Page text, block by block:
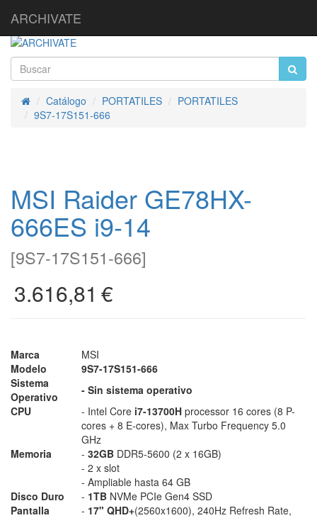
ARCHIVATE
InicioCatálogo PORTATILES
PORTATILES
9S7-17S151-666
MSI Raider GE78HX-
666ES i9-14
[9S7-17S151-666]
3.616,81 €
Marca
MSI
Modelo
9S7-17S151-666
Sistema
Operativo
- Sin sistema operativo
CPU
- Intel Core i7-13700H processor 16 cores (8 P-
cores + 8 E-cores), Max Turbo Frequency 5.0
GHz
Memoria
- 32GB DDR5-5600 (2 x 16GB)
- 2 x slot
- Ampliable hasta 64 GB
Disco Duro
- 1TB NVMe PCIe Gen4 SSD
Pantalla
- 17" QHD+(2560x1600), 240Hz Refresh Rate,